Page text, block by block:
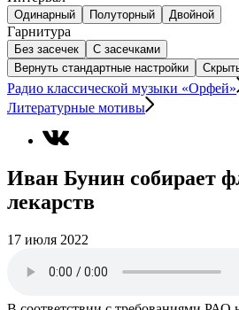
Одинарный Полуторный Двойной
Гарнитура
Без засечек
С засечками
Вернуть стандартные настройки
Радио классической музыки «Орфей»
Литературные мотивы
Иван Бунин собирает
лекарств
17 июля 2022